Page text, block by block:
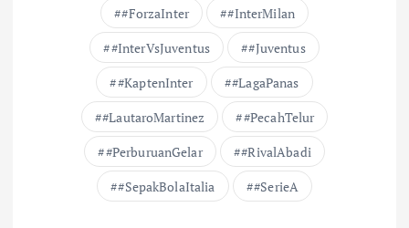
#ForzaInter
#InterMilan
#InterVsJuventus
#Juventus
#KaptenInter
#LagaPanas
#LautaroMartinez
#PecahTelur
#PerburuanGelar
#RivalAbadi
#SepakBolaItalia
#SerieA